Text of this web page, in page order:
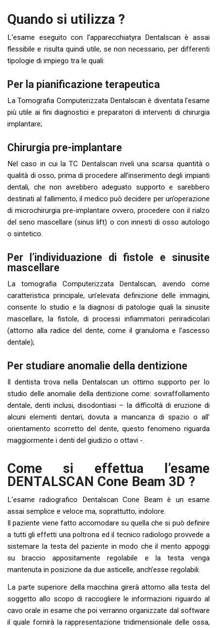
Quando si utilizza ?
L’esame eseguito con l’apparecchiatyra Dentalscan è assai
flessibile e risulta quindi utile, se non necessario, per differenti
tipologie di impiego tra le quali:
Per la pianificazione terapeutica
La Tomografia Computerizzata Dentalscan è diventata l’esame
più utile ai fini diagnostici e preparatori di interventi di chirurgia
implantare;
Chirurgia pre-implantare
Nel caso in cui la TC Dentalscan riveli una scarsa quantità o
qualità di osso, prima di procedere all’inserimento degli impianti
dentali, che non avrebbero adeguato supporto e sarebbero
destinati al fallimento, il medico può decidere per un’operazione
di microchirurgia pre-implantare ovvero, procedere con il rialzo
del seno mascellare (sinus lift) o con innesti di osso autologo
o sintetico.
Per l’individuazione di fistole e sinusite
mascellare
La tomografia Computerizzata Dentalscan, avendo come
caratteristica principale, un’elevata definizione delle immagini,
consente lo studio e la diagnosi di patologie quali la sinusite
mascellare, la fistole, di processi infiammatori periradicolari
(attorno alla radice del dente, come il granuloma e l’ascesso
dentale);
Per studiare anomalie della dentizione
Il dentista trova nella Dentalscan un ottimo supporto per lo
studio delle anomalie della dentizione come: sovraffollamento
dentale, denti inclusi, disodontiasi – la difficoltà di eruzione di
alcuni elementi dentari, dovuta a mancanza di spazio o all’
orientamento scorretto del dente, questo fenomeno riguarda
maggiormente i denti del giudizio o ottavi -.
Come si effettua l’esame
DENTALSCAN Cone Beam 3D ?
L’esame radiografico Dentalscan Cone Beam è un esame
assai semplice e veloce ma, soprattutto, indolore.
Il paziente viene fatto accomodare su quella che si può definire
a tutti gli effetti una poltrona ed il tecnico radiologo provvede a
sistemare la testa del paziente in modo che il mento appoggi
su braccio appositamente regolabile e la testa venga
mantenuta in posizione da due asticelle, anch’esse regolabili.
La parte superiore della macchina girerà attorno alla testa del
soggetto allo scopo di raccogliere le informazioni riguardo al
cavo orale in esame che poi verranno organizzate dal software
il quale fornirà la rappresentazione tridimensionale delle ossa,